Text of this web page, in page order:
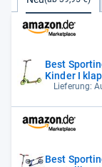
Best
Kinder I
Lieferung:
Best